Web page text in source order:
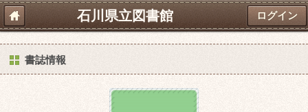
石川県立図書館 ログイン
書誌情報